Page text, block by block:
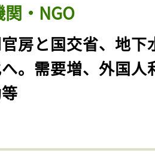
・NGO
官房と国交省、地下
。需要増、外国人